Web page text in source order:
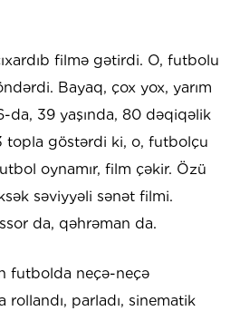
filmə gətirdi. O, futbolu
Bayaq, çox yox, yarım
da, 39 yaşında, 80 dəqiqəlik
topla göstərdi ki, o, futbolçu
oynamır, film çəkir. Özü
səviyyəli sənət filmi.
da, qəhrəman da.
futbolda neçə-neçə
parladı, sinematik